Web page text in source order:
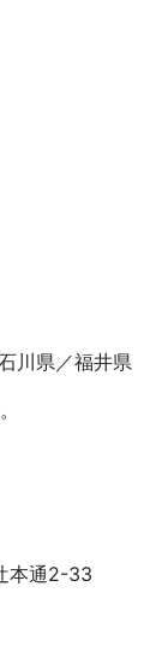
川県／福井県
本通2-33